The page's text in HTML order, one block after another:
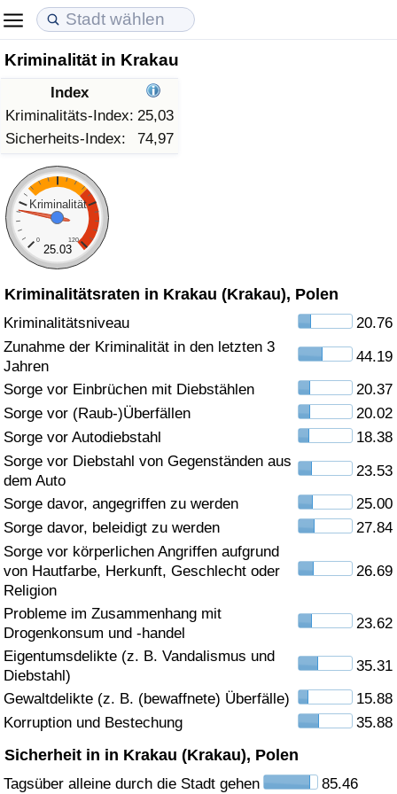
Kriminalität in Krakau
Index
Kriminalitäts-Index: 25,03
Sicherheits-Index:
74,97
Kriminalität
0 120
25.03
Kriminalitätsraten in Krakau (Krakau), Polen
Kriminalitätsniveau
20.76
Zunahme der Kriminalität in den letzten 3
Jahren
44.19
Sorge vor Einbrüchen mit Diebstählen
20.37
Sorge vor (Raub-)Überfällen
20.02
Sorge vor Autodiebstahl
18.38
Sorge vor Diebstahl von Gegenständen aus
dem Auto
23.53
Sorge davor, angegriffen zu werden
25.00
Sorge davor, beleidigt zu werden
27.84
Sorge vor körperlichen Angriffen aufgrund
von Hautfarbe, Herkunft, Geschlecht oder
Religion
26.69
Probleme im Zusammenhang mit
Drogenkonsum und -handel
23.62
Eigentumsdelikte (z. B. Vandalismus und
Diebstahl)
35.31
Gewaltdelikte (z. B. (bewaffnete) Überfälle)
15.88
Korruption und Bestechung
35.88
Sicherheit in in Krakau (Krakau), Polen
Tagsüber alleine durch die Stadt gehen 85.46
Lebenshaltungskosten
Lebenshaltungskosten-Index (aktuell)
Lebenshaltungskosten-Index
Lebenshaltungskosten-Index nach Land
in Akaba
Immobilienpreise
Immobilienpreis-Index (aktuell)
Immobilienpreis-Index
Immobilienpreis-Index nach Land
Lebensqualität
Lebensqualität-Index
Lebensqualität-Index (aktuell)
Lebensqualitätsindex nach Land
Kriminalität
Kriminalitäts-Index (aktuell)
Kriminalitäts-Index
Kriminalitätsindex nach Land
Gesundheitsversorgung
Gesundheitsversorgungs-Index (aktuell)
Gesundheitsversorgungs-Index
Gesundheitsversorgungs-Index nach Land
Umweltverschmutzung
Umweltverschmutzungs-Index (aktuell)
Verschmutzungsindex
Umweltverschmutzungs-Index nach Land
Verkehr